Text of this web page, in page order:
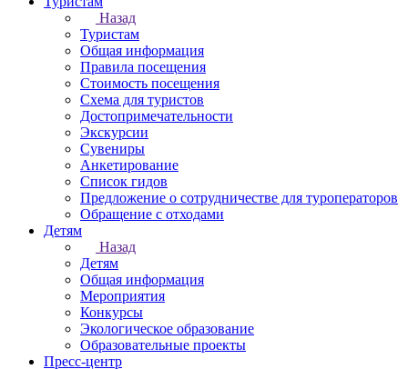
Назад
Туристам
Общая информация
Правила посещения
Стоимость посещения
Схема для туристов
Достопримечательности
Экскурсии
Сувениры
Анкетирование
Список гидов
Предложение о сотрудничестве для туроператоров
Обращение с отходами
Детям
Назад
Детям
Общая информация
Мероприятия
Конкурсы
Экологическое образование
Образовательные проекты
Пресс-центр